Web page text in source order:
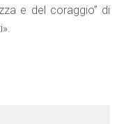
e del coraggio” di